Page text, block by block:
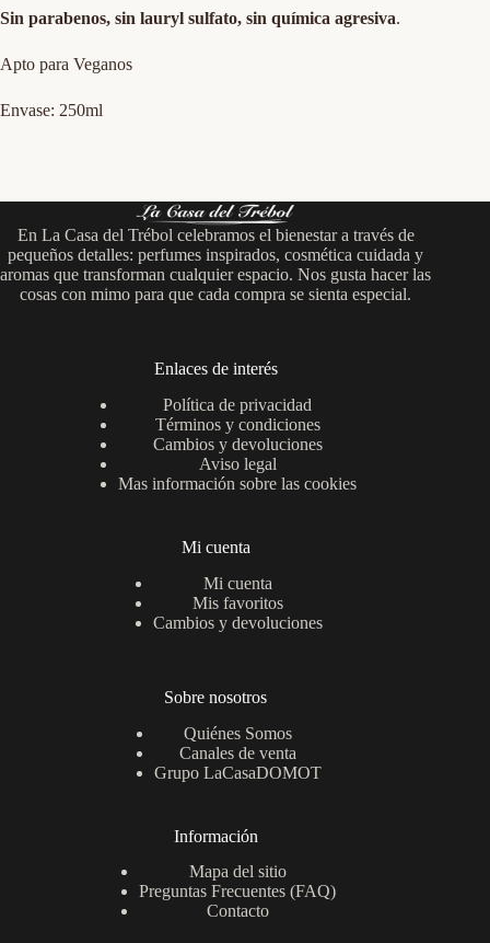
Sin parabenos, sin lauryl sulfato, sin química agresiva.
Apto para Veganos
Envase: 250ml
En La Casa del Trébol celebramos el bienestar a través de
pequeños detalles: perfumes inspirados, cosmética cuidada y
aromas que transforman cualquier espacio. Nos gusta hacer las
cosas con mimo para que cada compra se sienta especial.
Enlaces de interés
Política de privacidad
Términos y condiciones
Cambios y devoluciones
Aviso legal
Mas información sobre las cookies
Mi cuenta
Mi cuenta
Mis favoritos
Cambios y devoluciones
Sobre nosotros
Quiénes Somos
Canales de venta
Grupo LaCasaDOMOT
Información
Mapa del sitio
Preguntas Frecuentes (FAQ)
Contacto